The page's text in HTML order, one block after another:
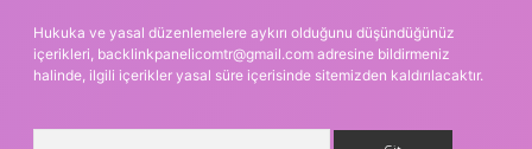
Hukuka ve yasal düzenlemelere aykırı olduğunu düşündüğünüz
içerikleri, backlinkpanelicomtr@gmail.com adresine bildirmeniz
halinde, ilgili içerikler yasal süre içerisinde sitemizden kaldırılacaktır.